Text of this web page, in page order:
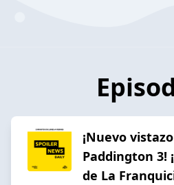
¡Nuevo
Paddington 3!
de La